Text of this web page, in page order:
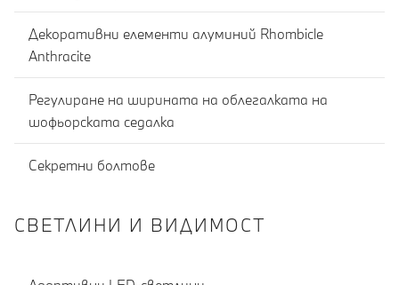
Декоративни елементи алуминий Rhombicle
Anthracite
Регулиране на ширината на облегалката на
шофьорската седалка
Секретни болтове
СВЕТЛИНИ И ВИДИМОСТ